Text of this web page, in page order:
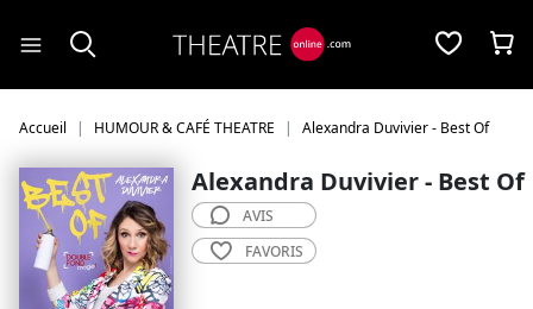
Accueil HUMOUR & CAFÉ THEATRE Alexandra Duvivier - Best Of
Alexandra Duvivier - Best Of
AVIS
FAVORIS